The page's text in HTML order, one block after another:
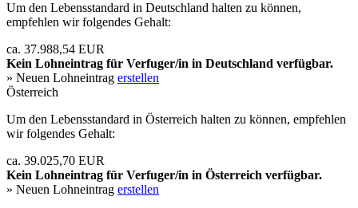
Um den Lebensstandard in Deutschland halten zu können,
empfehlen wir folgendes Gehalt:
ca. 37.988,54 EUR
Kein Lohneintrag für Verfuger/in in Deutschland verfügbar.
» Neuen Lohneintrag erstellen
Österreich
Um den Lebensstandard in Österreich halten zu können, empfehlen
wir folgendes Gehalt:
ca. 39.025,70 EUR
Kein Lohneintrag für Verfuger/in in Österreich verfügbar.
» Neuen Lohneintrag erstellen